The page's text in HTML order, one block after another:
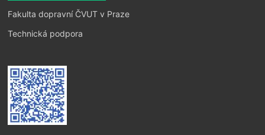
Fakulta dopravní ČVUT v Praze
Technická podpora